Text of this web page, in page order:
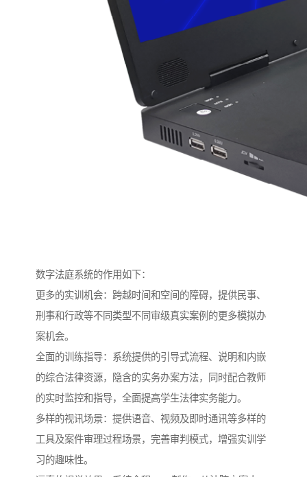
数字法庭系统的作用如下：
更多的实训机会：跨越时间和空间的障碍，提供民事、
刑事和行政等不同类型不同审级真实案例的更多模拟办
案机会。
全面的训练指导：系统提供的引导式流程、说明和内嵌
的综合法律资源，隐含的实务办案方法，同时配合教师
的实时监控和指导，全面提高学生法律实务能力。
多样的视讯场景：提供语音、视频及即时通讯等多样的
工具及案件审理过程场景，完善审判模式，增强实训学
习的趣味性。